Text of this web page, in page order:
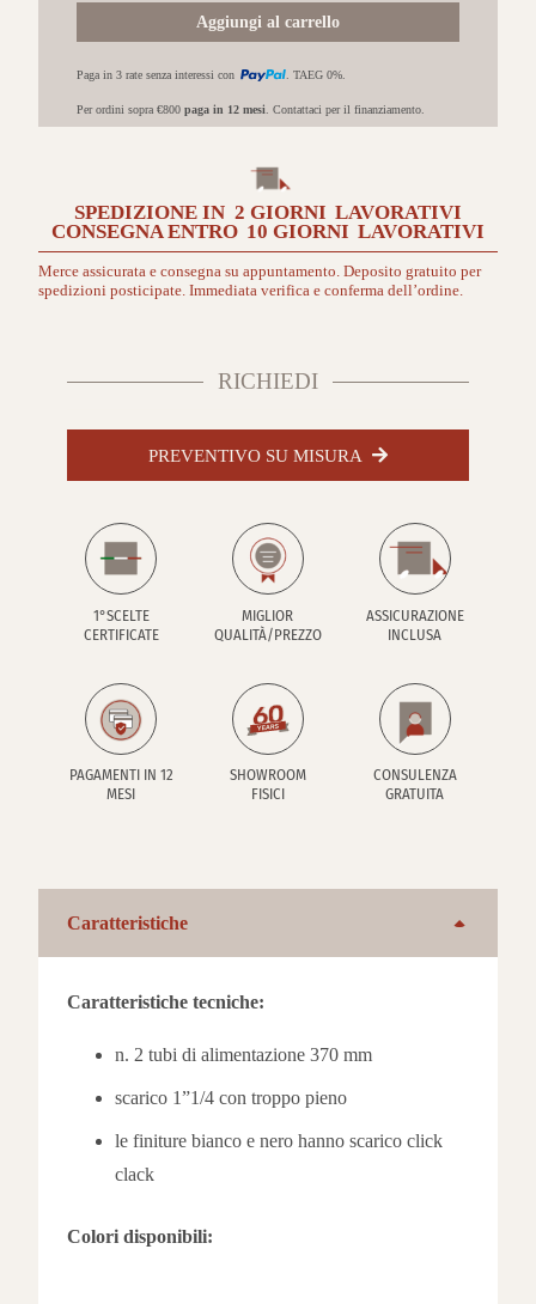
Aggiungi al carrello
Paga in 3 rate senza interessi con . TAEG 0%.
Per ordini sopra €800 paga in 12 mesi . Contattaci per il finanziamento.
SPEDIZIONE IN 2 GIORNI LAVORATIVI
CONSEGNA ENTRO 10 GIORNI LAVORATIVI
Merce assicurata e consegna su appuntamento. Deposito gratuito per
spedizioni posticipate. Immediata verifica e conferma dell’ordine.
RICHIEDI
PREVENTIVO SU MISURA
1°SCELTE
CERTIFICATE
MIGLIOR
QUALITÀ/PREZZO
ASSICURAZIONE
INCLUSA
PAGAMENTI IN 12
MESI
SHOWROOM
FISICI
CONSULENZA
GRATUITA
Caratteristiche
Caratteristiche tecniche:
n. 2 tubi di alimentazione 370 mm
scarico 1”1/4 con troppo pieno
le finiture bianco e nero hanno scarico click
clack
Colori disponibili: